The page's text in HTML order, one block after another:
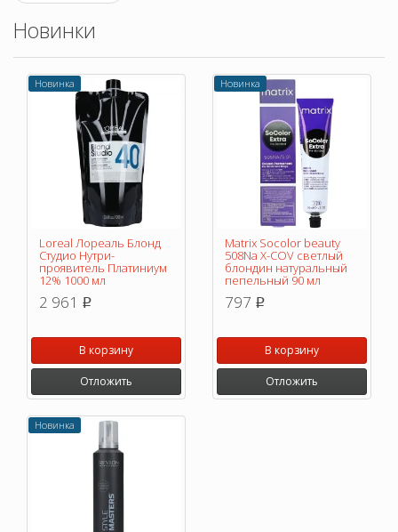
Новинки
Новинка
Loreal Лореаль Блонд
Студио Нутри-
проявитель Платиниум
12% 1000 мл
2 961 p
В корзину
Отложить
Новинка
Matrix Socolor beauty
508Na X-COV светлый
блондин натуральный
пепельный 90 мл
797 p
В корзину
Отложить
Новинка